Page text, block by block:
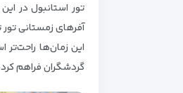
تور استانبول در
آفرهای زمستانی تور
این زمان‌ها
گردشگران فراهم